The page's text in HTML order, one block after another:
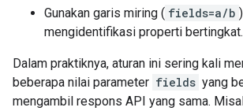
Gunakan garis miring ( fields=a/b
mengidentifikasi properti bertingkat.
Dalam praktiknya, aturan ini sering kali
beberapa nilai parameter fields yang
mengambil respons API yang sama.